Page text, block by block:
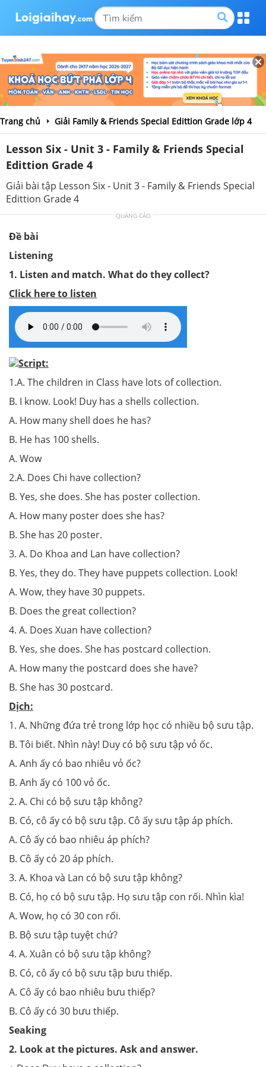
Trang chủ Giải Family & Friends Special Edittion Grade lớp 4
Lesson Six - Unit 3 - Family & Friends Special
Edittion Grade 4
Giải bài tập Lesson Six - Unit 3 - Family & Friends Special
Edittion Grade 4
QUẢNG CÁO
Đề bài
Listening
1. Listen and match. What do they collect?
Click here to listen
Script:
1.A. The children in Class have lots of collection.
B. I know. Look! Duy has a shells collection.
A. How many shell does he has?
B. He has 100 shells.
A. Wow
2.A. Does Chi have collection?
B. Yes, she does. She has poster collection.
A. How many poster does she has?
B. She has 20 poster.
3. A. Do Khoa and Lan have collection?
B. Yes, they do. They have puppets collection. Look!
A. Wow, they have 30 puppets.
B. Does the great collection?
4. A. Does Xuan have collection?
B. Yes, she does. She has postcard collection.
A. How many the postcard does she have?
B. She has 30 postcard.
Dịch:
1. A. Những đứa trẻ trong lớp học có nhiều bộ sưu tập.
B. Tôi biết. Nhìn này! Duy có bộ sưu tập vỏ ốc.
A. Anh ấy có bao nhiêu vỏ ốc?
B. Anh ấy có 100 vỏ ốc.
2. A. Chi có bộ sưu tập không?
B. Có, cô ấy có bộ sưu tập. Cô ấy sưu tập áp phích.
A. Cô ấy có bao nhiêu áp phích?
B. Cô ấy có 20 áp phích.
3. A. Khoa và Lan có bộ sưu tập không?
B. Có, họ có bộ sưu tập. Họ sưu tập con rối. Nhìn kìa!
A. Wow, họ có 30 con rối.
B. Bộ sưu tập tuyệt chứ?
4. A. Xuân có bộ sưu tập không?
B. Có, cô ấy có bộ sưu tập bưu thiếp.
A. Cô ấy có bao nhiêu bưu thiếp?
B. Cô ấy có 30 bưu thiếp.
Seaking
2. Look at the pictures. Ask and answer.